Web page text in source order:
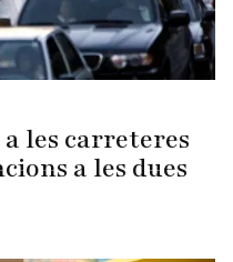
les carreteres
a les dues